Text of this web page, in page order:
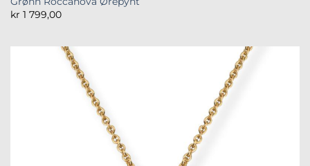
kr 1 799,00